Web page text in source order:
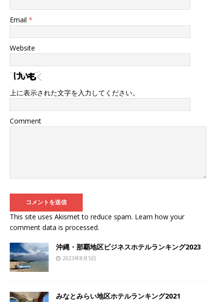
Email *
Website
上に表示された文字を入力してください。
Comment
This site uses Akismet to reduce spam. Learn how your
comment data is processed.
沖縄・那覇地区ビジネスホテルランキング2023
2023年8月5日
みなとみらい地区ホテルランキング2021